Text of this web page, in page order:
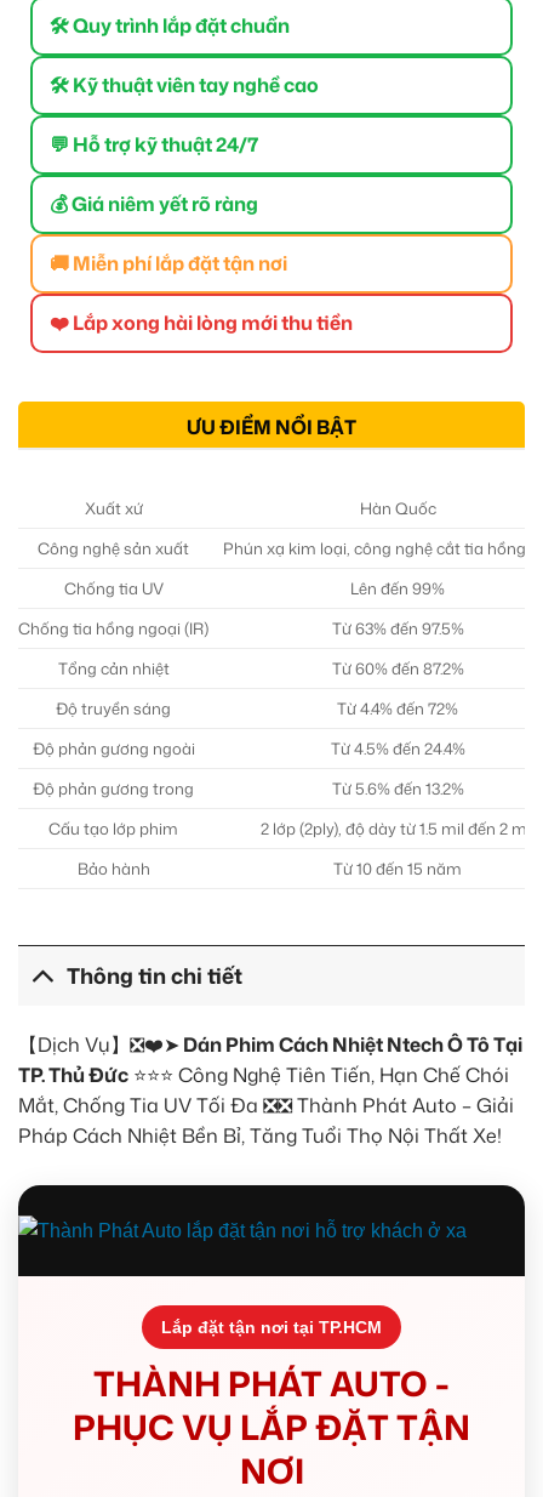
🛠 Quy trình lắp đặt chuẩn
🛠 Kỹ thuật viên tay nghề cao
💬 Hỗ trợ kỹ thuật 24/7
💰 Giá niêm yết rõ ràng
🚚 Miễn phí lắp đặt tận nơi
❤️ Lắp xong hài lòng mới thu tiền
ƯU ĐIỂM NỔI BẬT
Xuất xứ
Hàn Quốc
Công nghệ sản xuất
Phún xạ kim loại, công nghệ cắt tia hồng
Chống tia UV
Lên đến 99%
Chống tia hồng ngoại (IR)
Từ 63% đến 97.5%
Tổng cản nhiệt
Từ 60% đến 87.2%
Độ truyền sáng
Từ 4.4% đến 72%
Độ phản gương ngoài
Từ 4.5% đến 24.4%
Độ phản gương trong
Từ 5.6% đến 13.2%
Cấu tạo lớp phim
2 lớp (2ply), độ dày từ 1.5 mil đến 2 mil
Bảo hành
Từ 10 đến 15 năm
Thông tin chi tiết
【Dịch Vụ】❎❤️➤ Dán Phim Cách Nhiệt Ntech Ô Tô Tại
TP. Thủ Đức ⭐⭐⭐ Công Nghệ Tiên Tiến, Hạn Chế Chói
Mắt, Chống Tia UV Tối Đa ❎❎ Thành Phát Auto – Giải
Pháp Cách Nhiệt Bền Bỉ, Tăng Tuổi Thọ Nội Thất Xe!
Lắp đặt tận nơi tại TP.HCM
THÀNH PHÁT AUTO -
PHỤC VỤ LẮP ĐẶT TẬN
NƠI